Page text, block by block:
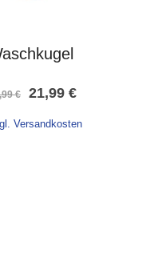
€
Ursprünglicher
Preis
21,99 €Aktueller
Preis
Versandkosten